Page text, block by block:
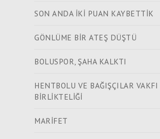
SON ANDA İKİ PUAN KAYBETTİK
GÖNLÜME BİR ATEŞ DÜŞTÜ
BOLUSPOR, ŞAHA KALKTI
HENTBOLU VE BAĞIŞÇILAR VAKFI
BİRLİKTELİĞİ
MARİFET